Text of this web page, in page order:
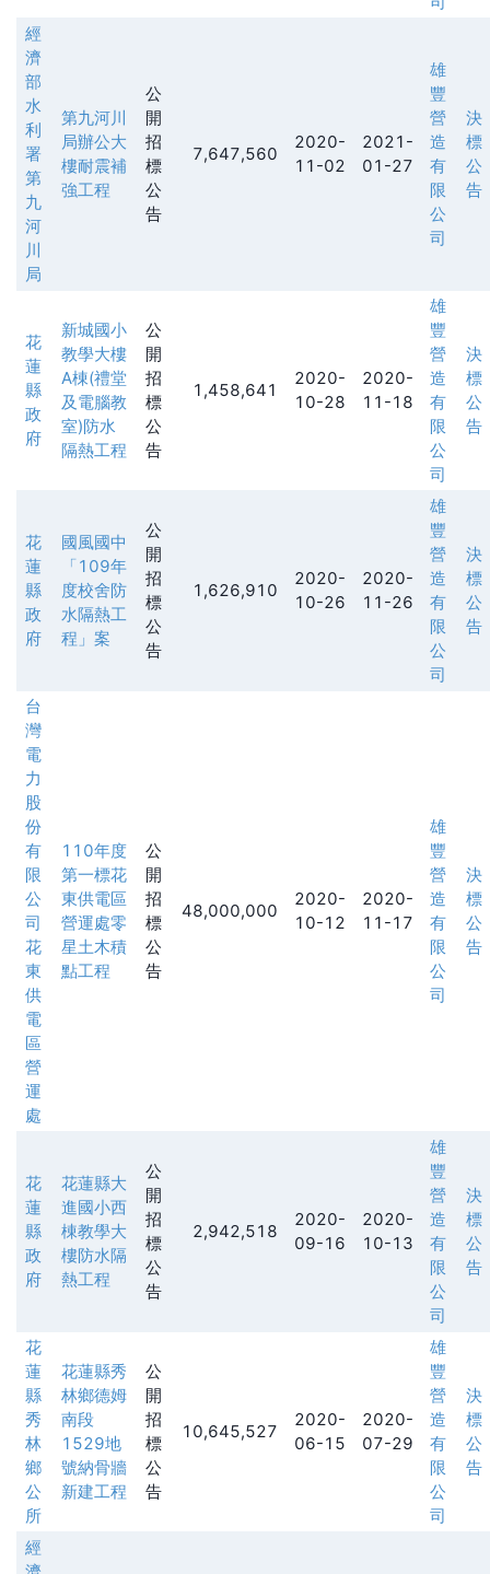
經
濟
部
水
利
署
第
九
河
川
局
第九河川
局辦公大
樓耐震補
強工程
公
開
招
標
公
告
7,647,560
2020-
11-02
2021-
01-27
雄
豐
營
造
有
限
公
司
決
標
公
告
花
蓮
縣
政
府
新城國小
教學大樓
A棟(禮堂
及電腦教
室)防水
隔熱工程
公
開
招
標
公
告
1,458,641
2020-
10-28
2020-
11-18
雄
豐
營
造
有
限
公
司
決
標
公
告
花
蓮
縣
政
府
國風國中
「109年
度校舍防
水隔熱工
程」案
公
開
招
標
公
告
1,626,910
2020-
10-26
2020-
11-26
雄
豐
營
造
有
限
公
司
決
標
公
告
台
灣
電
力
股
份
有
限
公
司
花
東
供
電
區
營
運
處
110年度
第一標花
東供電區
營運處零
星土木積
點工程
公
開
招
標
公
告
48,000,000
2020-
10-12
2020-
11-17
雄
豐
營
造
有
限
公
司
決
標
公
告
花
蓮
縣
政
府
花蓮縣大
進國小西
棟教學大
樓防水隔
熱工程
公
開
招
標
公
告
2,942,518
2020-
09-16
2020-
10-13
雄
豐
營
造
有
限
公
司
決
標
公
告
花
蓮
縣
秀
林
鄉
公
所
花蓮縣秀
林鄉德姆
南段
1529地
號納骨牆
新建工程
公
開
招
標
公
告
10,645,527
2020-
06-15
2020-
07-29
雄
豐
營
造
有
限
公
司
決
標
公
告
經